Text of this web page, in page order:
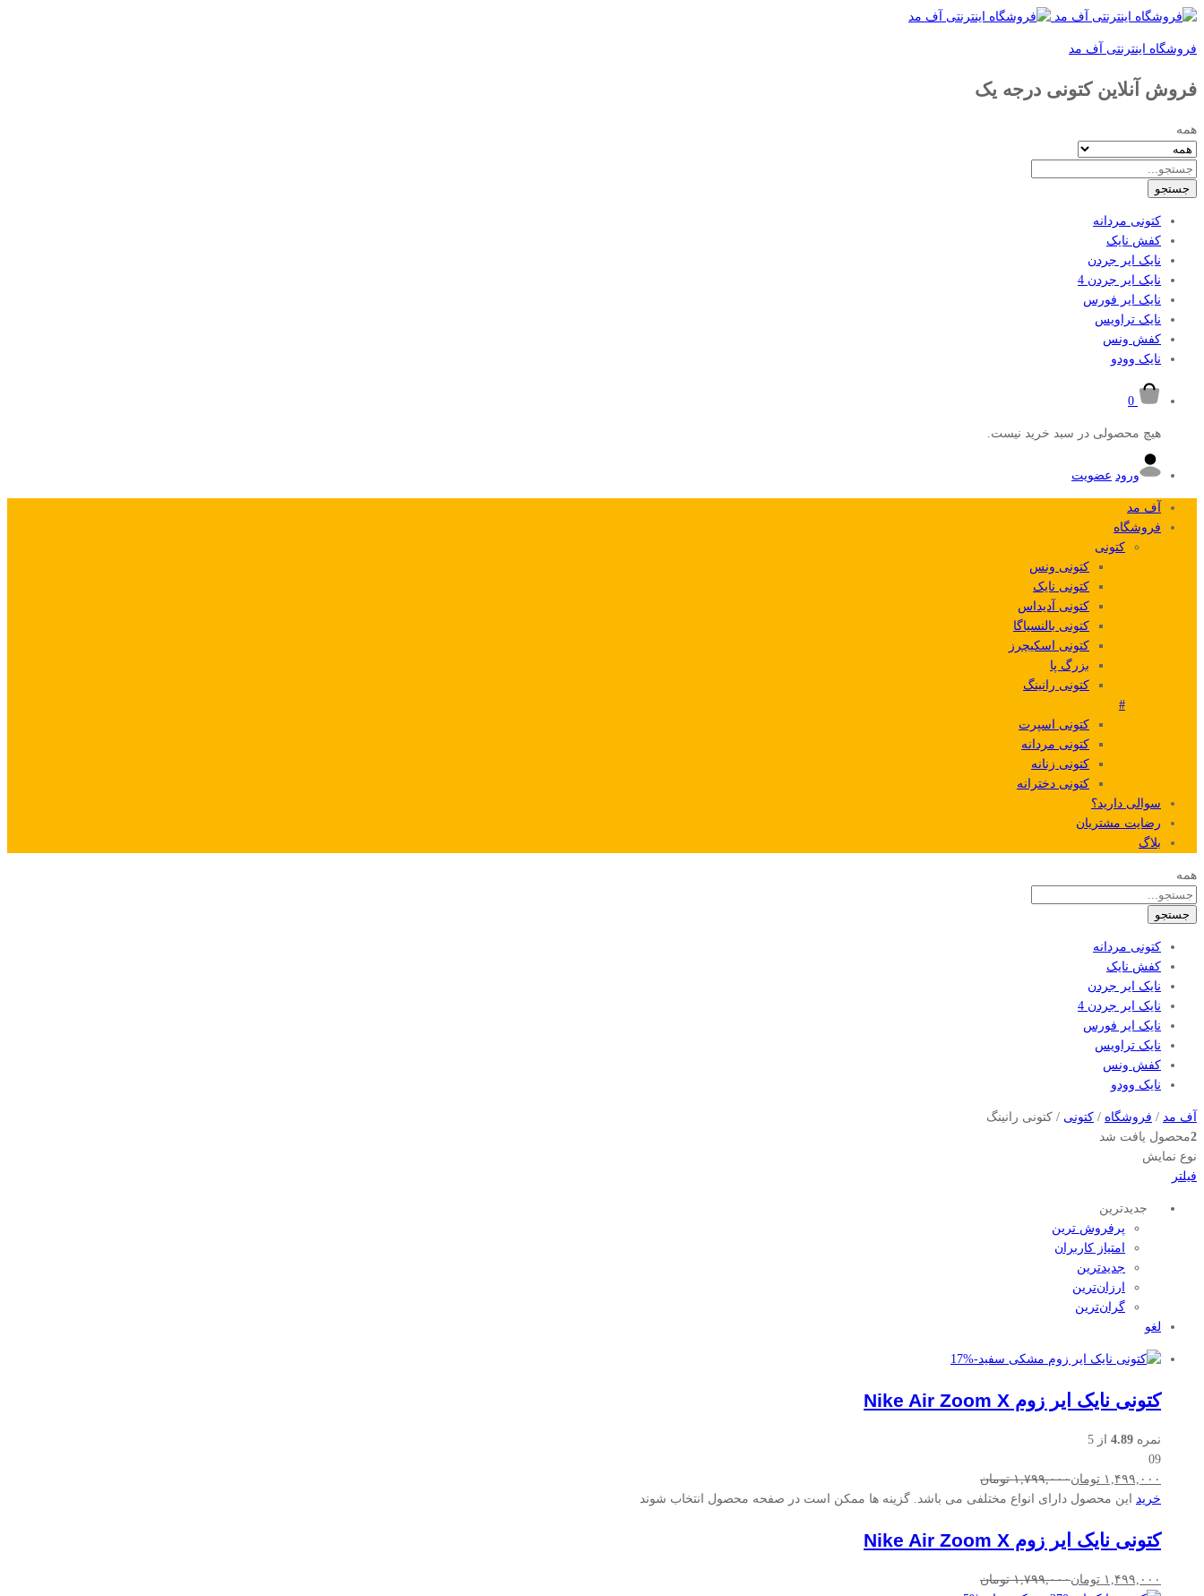
فروشگاه اینترنتی آف مد
فروش آنلاین کتونی درجه یک
همه
جستجو
کتونی مردانه
کفش نایک
نایک ایر جردن
نایک ایر جردن 4
نایک ایر فورس
نایک تراویس
کفش ونس
نایک وودو
0
هیچ محصولی در سبد خرید نیست.
ورود عضویت
آف مد
فروشگاه
کتونی
کتونی ونس
کتونی نایک
کتونی آدیداس
کتونی بالنسیاگا
کتونی اسکیچرز
بزرگ پا
کتونی رانینگ
#
کتونی اسپرت
کتونی مردانه
کتونی زنانه
کتونی دخترانه
سوالی دارید؟
رضایت مشتریان
بلاگ
همه
جستجو
کتونی مردانه
کفش نایک
نایک ایر جردن
نایک ایر جردن 4
نایک ایر فورس
نایک تراویس
کفش ونس
نایک وودو
آف مد / فروشگاه / کتونی / کتونی رانینگ
2محصول یافت شد
نوع نمایش
فیلتر
جدیدترین
پرفروش‌ ترین
امتیاز کاربران
جدیدترین
ارزان‌ترین
گران‌ترین
لغو
-
17%
کتونی نایک ایر زوم Nike Air Zoom X
نمره 4.89 از 5
09
۱,۴۹۹,۰۰۰ تومان۱,۷۹۹,۰۰۰ تومان
خرید این محصول دارای انواع مختلفی می باشد. گزینه ها ممکن است در صفحه محصول انتخاب شوند
کتونی نایک ایر زوم Nike Air Zoom X
۱,۴۹۹,۰۰۰ تومان۱,۷۹۹,۰۰۰ تومان